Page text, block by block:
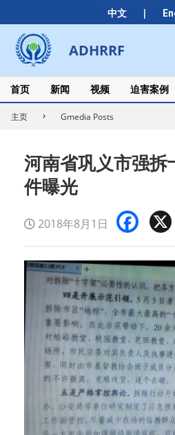
中文 |
to
content
ADHRRF
Secondary
Navigation
Menu
首页 新闻 视频 迫害案例
主页 Gmedia Posts
河南省巩义市强拆
件曝光
2018年8月1日